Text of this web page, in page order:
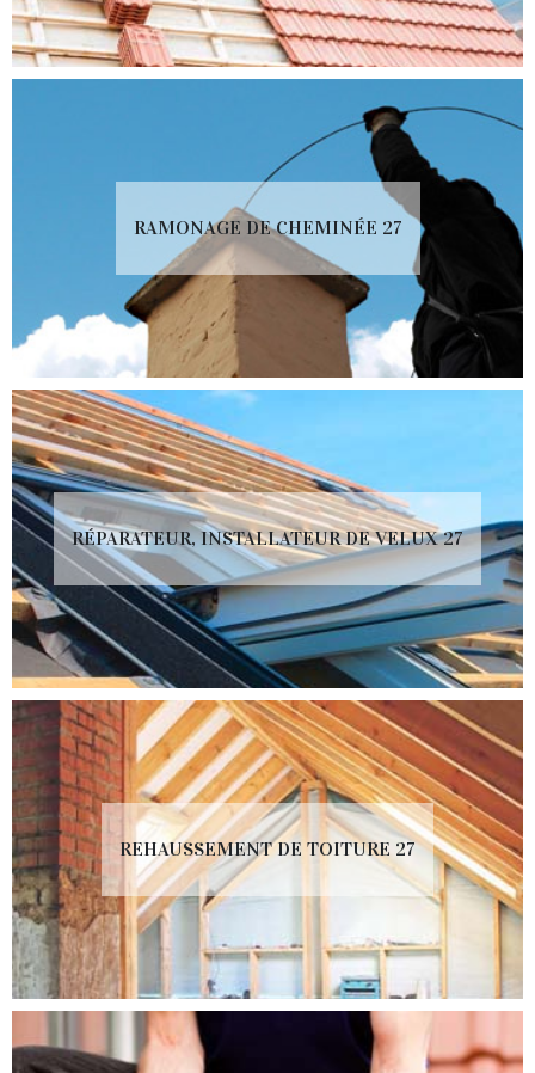
RAMONAGE DE CHEMINÉE 27
RÉPARATEUR, INSTALLATEUR DE VELUX 27
REHAUSSEMENT DE TOITURE 27